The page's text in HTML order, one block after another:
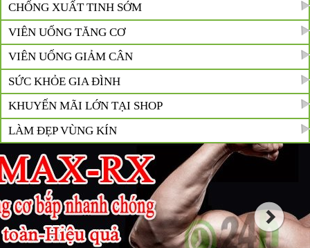
CHỐNG XUẤT TINH SỚM
VIÊN UỐNG TĂNG CƠ
VIÊN UỐNG GIẢM CÂN
SỨC KHỎE GIA ĐÌNH
KHUYẾN MÃI LỚN TẠI SHOP
LÀM ĐẸP VÙNG KÍN